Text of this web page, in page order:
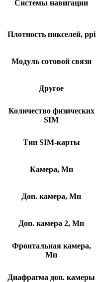
Системы навигации
Плотность пикселей, ppi
Модуль сотовой связи
Другое
Количество физических
SIM
Тип SIM-карты
Камера, Мп
Доп. камера, Мп
Доп. камера 2, Мп
Фронтальная камера,
Мп
Диафрагма доп. камеры